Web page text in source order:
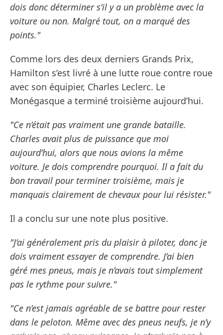
dois donc déterminer s’il y a un problème avec la
voiture ou non. Malgré tout, on a marqué des
points."
Comme lors des deux derniers Grands Prix,
Hamilton s’est livré à une lutte roue contre roue
avec son équipier, Charles Leclerc. Le
Monégasque a terminé troisième aujourd’hui.
"Ce n’était pas vraiment une grande bataille.
Charles avait plus de puissance que moi
aujourd’hui, alors que nous avions la même
voiture. Je dois comprendre pourquoi. Il a fait du
bon travail pour terminer troisième, mais je
manquais clairement de chevaux pour lui résister."
Il a conclu sur une note plus positive.
"J’ai généralement pris du plaisir à piloter, donc je
dois vraiment essayer de comprendre. J’ai bien
géré mes pneus, mais je n’avais tout simplement
pas le rythme pour suivre."
"Ce n’est jamais agréable de se battre pour rester
dans le peloton. Même avec des pneus neufs, je n’y